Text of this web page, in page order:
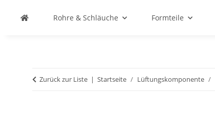
Rohre & Schläuche Formteile
Zurück zur Liste Startseite Lüftungskomponente